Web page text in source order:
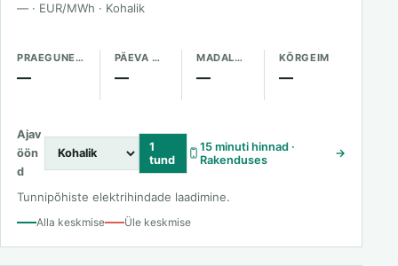
— · EUR/MWh · Kohalik
PRAEGUNE HIND
—
PÄEVA KESKMINE
—
MADALAIM
—
KÕRGEIM
—
Ajav
öön
d
1
tund
15 minuti hinnad ·
Rakenduses
→
Tunnipõhiste elektrihindade laadimine.
Alla keskmise Üle keskmise